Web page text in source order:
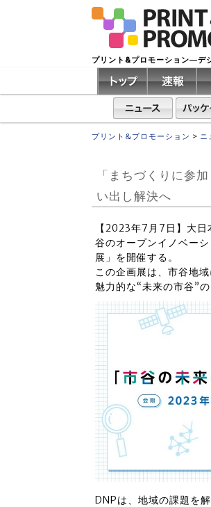
プリント&プロモーション―
プリント&プロモーション > ニ
「まちづくりに参
い出し解決へ
【2023年7月7日】大
谷のオープンイノベー
展」を開催する。
この企画展は、市谷地
魅力的な“未来の市谷”
DNPは、地域の課題を